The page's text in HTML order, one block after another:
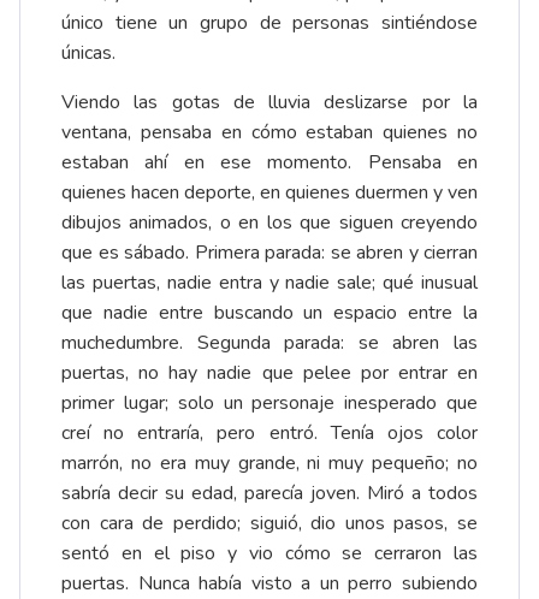
único tiene un grupo de personas sintiéndose
únicas.
Viendo las gotas de lluvia deslizarse por la
ventana, pensaba en cómo estaban quienes no
estaban ahí en ese momento. Pensaba en
quienes hacen deporte, en quienes duermen y ven
dibujos animados, o en los que siguen creyendo
que es sábado. Primera parada: se abren y cierran
las puertas, nadie entra y nadie sale; qué inusual
que nadie entre buscando un espacio entre la
muchedumbre. Segunda parada: se abren las
puertas, no hay nadie que pelee por entrar en
primer lugar; solo un personaje inesperado que
creí no entraría, pero entró. Tenía ojos color
marrón, no era muy grande, ni muy pequeño; no
sabría decir su edad, parecía joven. Miró a todos
con cara de perdido; siguió, dio unos pasos, se
sentó en el piso y vio cómo se cerraron las
puertas. Nunca había visto a un perro subiendo